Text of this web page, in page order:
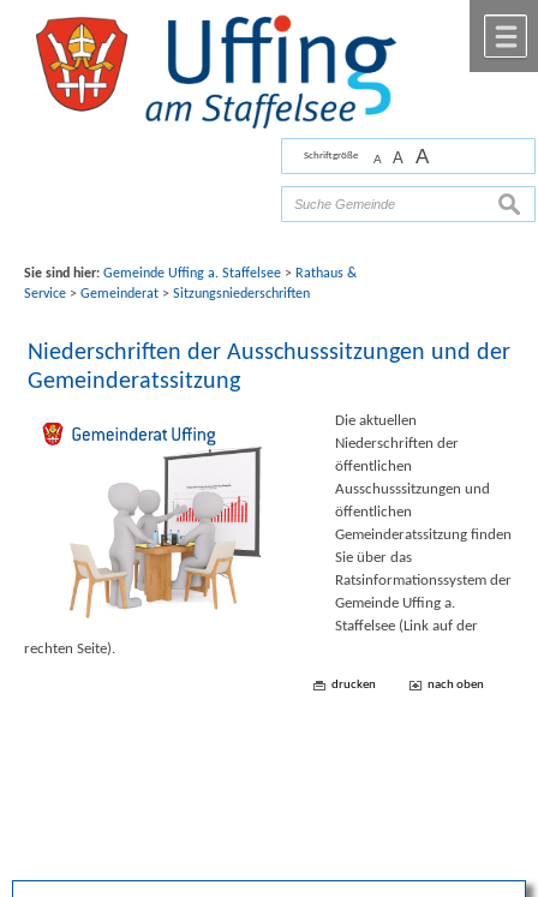
Schriftgröße A A A
Bilder mit freundlicher Unterstützung von FotografFlorian Werner
Sie sind hier: Gemeinde Uffing a. Staffelsee> Rathaus &
Service> Gemeinderat> Sitzungsniederschriften
Niederschriften der Ausschusssitzungen und der
Gemeinderatssitzung
Die aktuellen
Niederschriften der
öffentlichen
Ausschusssitzungen und
öffentlichen
Gemeinderatssitzung finden
Sie über das
Ratsinformationssystem der
Gemeinde Uffing a.
Staffelsee (Link auf der
rechten Seite).
drucken nach oben